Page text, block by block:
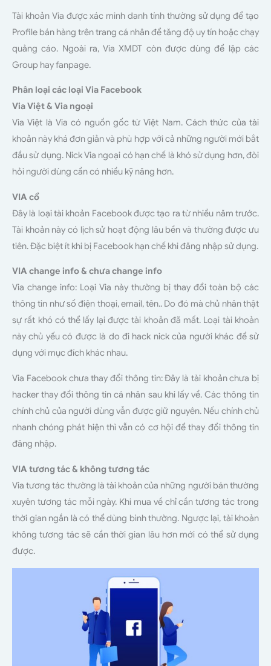
Tài khoản Via được xác minh danh tính thường sử dụng để tạo
Profile bán hàng trên trang cá nhân để tăng độ uy tín hoặc chạy
quảng cáo. Ngoài ra, Via XMDT còn được dùng để lập các
Group hay fanpage.
Phân loại các loại Via Facebook
Via Việt & Via ngoại
Via Việt là Via có nguồn gốc từ Việt Nam. Cách thức của tài
khoản này khá đơn giản và phù hợp với cả những người mới bắt
đầu sử dụng. Nick Via ngoại có hạn chế là khó sử dụng hơn, đòi
hỏi người dùng cần có nhiều kỹ năng hơn.
VIA cổ
Đây là loại tài khoản Facebook được tạo ra từ nhiều năm trước.
Tài khoản này có lịch sử hoạt động lâu bền và thường được ưu
tiên. Đặc biệt ít khi bị Facebook hạn chế khi đăng nhập sử dụng.
VIA change info & chưa change info
Via change info: Loại Via này thường bị thay đổi toàn bộ các
thông tin như số điện thoại, email, tên.. Do đó mà chủ nhân thật
sự rất khó có thể lấy lại được tài khoản đã mất. Loại tài khoản
này chủ yếu có được là do đi hack nick của người khác để sử
dụng với mục đích khác nhau.
Via Facebook chưa thay đổi thông tin: Đây là tài khoản chưa bị
hacker thay đổi thông tin cá nhân sau khi lấy về. Các thông tin
chính chủ của người dùng vẫn được giữ nguyên. Nếu chính chủ
nhanh chóng phát hiện thì vẫn có cơ hội để thay đổi thông tin
đăng nhập.
VIA tương tác & không tương tác
Via tương tác thường là tài khoản của những người bán thường
xuyên tương tác mỗi ngày. Khi mua về chỉ cần tương tác trong
thời gian ngắn là có thể dùng bình thường. Ngược lại, tài khoản
không tương tác sẽ cần thời gian lâu hơn mới có thể sử dụng
được.